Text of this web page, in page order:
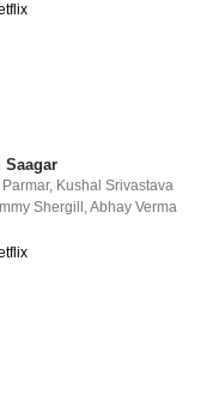
Saagar
, Kushal Srivastava
Shergill ,Abhay Verma